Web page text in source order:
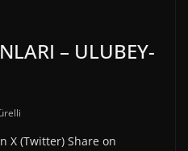
– ULUBEY-
X (Twitter) Share on